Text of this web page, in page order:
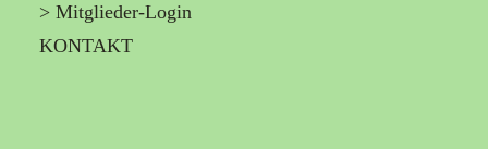
> Mitglieder-Login
KONTAKT